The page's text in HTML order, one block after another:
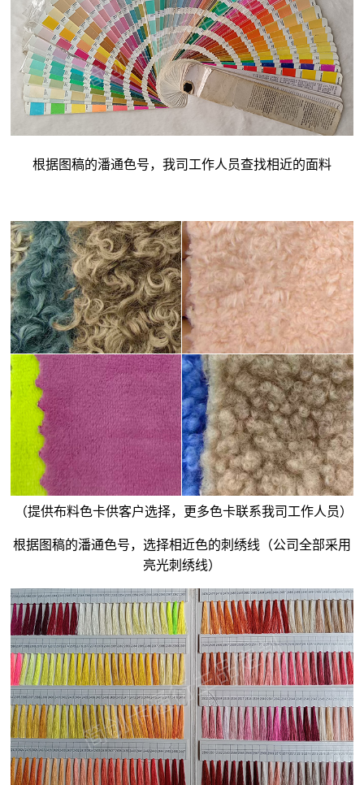
根据图稿的潘通色号，我司工作人员查找相近的面料
（提供布料色卡供客户选择，更多色卡联系我司工作人员）
根据图稿的潘通色号，选择相近色的刺绣线（公司全部采用
亮光刺绣线）